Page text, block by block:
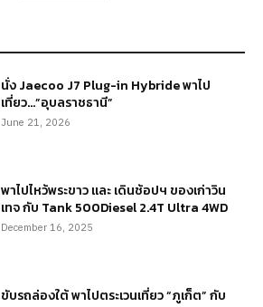
นั่ง Jaecoo J7 Plug-in Hybride พาไป
เที่ยว…”อุบลราชธานี”
June 21, 2026
พาไปไหว้พระขาว และ เดินช้อปฯ ของเก่าวิน
เทจ กับ Tank 500Diesel 2.4T Ultra 4WD
December 16, 2025
ขับรถล่องใต้ พาไปตระเวนเที่ยว “ภูเก็ต” กับ